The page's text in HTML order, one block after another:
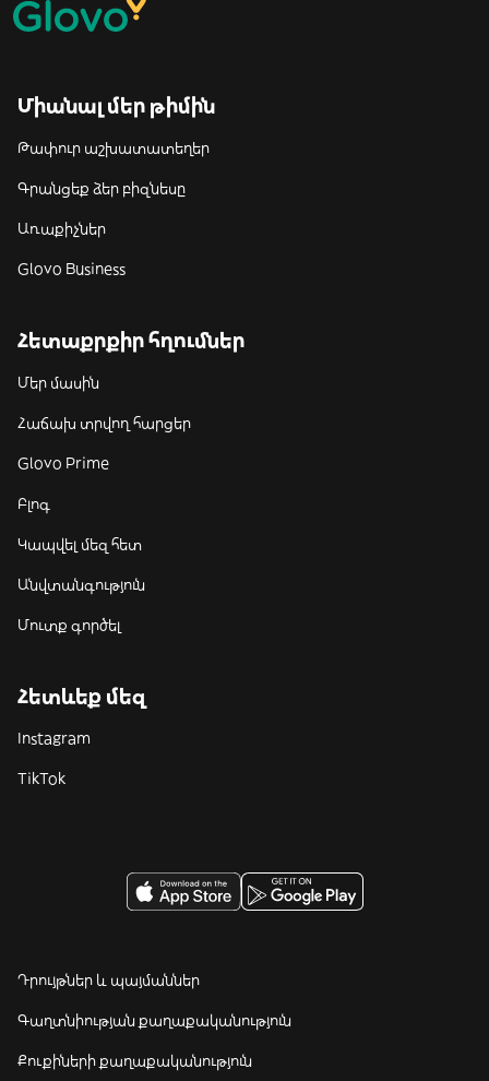
Միանալ մեր թիմին
Թափուր աշխատատեղեր
Գրանցեք ձեր բիզնեսը
Առաքիչներ
Glovo Business
Հետաքրքիր հղումներ
Մեր մասին
Հաճախ տրվող հարցեր
Glovo Prime
Բլոգ
Կապվել մեզ հետ
Անվտանգություն
Մուտք գործել
Հետևեք մեզ
Instagram
TikTok
Դրույթներ և պայմաններ
Գաղտնիության քաղաքականություն
Քուքիների քաղաքականություն